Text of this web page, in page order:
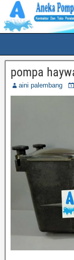
pompa
aini palembang